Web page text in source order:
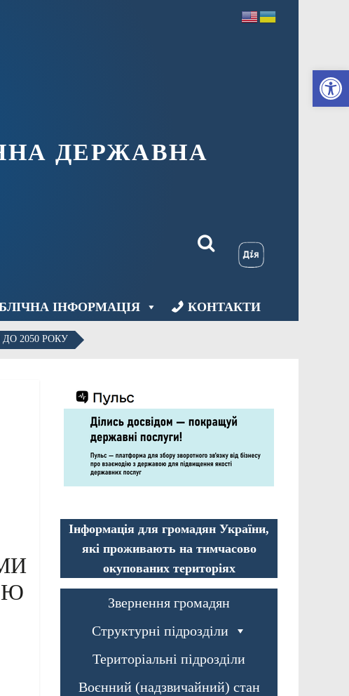
ДЕРЖАВНА
ІНФОРМАЦІЯ КОНТАКТИ
2050 РОКУ
Інформація для громадян України,
які проживають на тимчасово
окупованих територіях
Звернення громадян
Структурні підрозділи
Територіальні підрозділи
Воєнний (надзвичайний) стан